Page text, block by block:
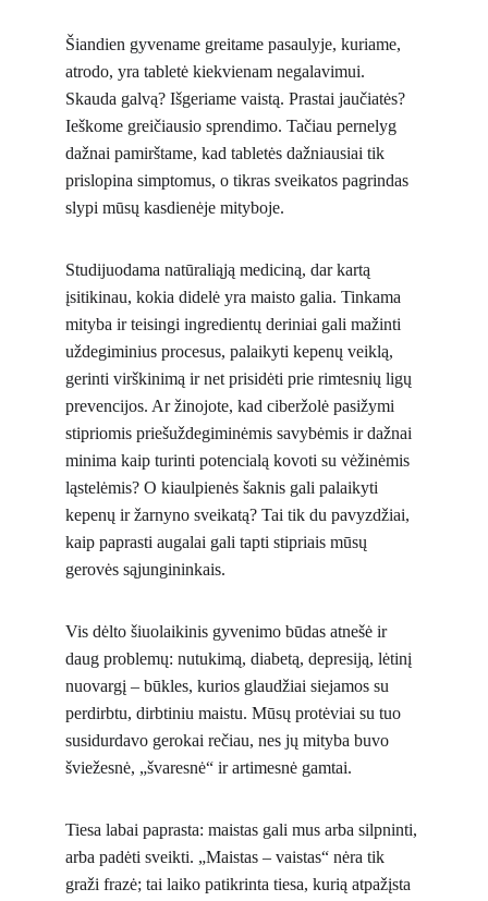
Šiandien gyvename greitame pasaulyje, kuriame,
atrodo, yra tabletė kiekvienam negalavimui.
Skauda galvą? Išgeriame vaistą. Prastai jaučiatės?
Ieškome greičiausio sprendimo. Tačiau pernelyg
dažnai pamirštame, kad tabletės dažniausiai tik
prislopina simptomus, o tikras sveikatos pagrindas
slypi mūsų kasdienėje mityboje.
Studijuodama natūraliąją mediciną, dar kartą
įsitikinau, kokia didelė yra maisto galia. Tinkama
mityba ir teisingi ingredientų deriniai gali mažinti
uždegiminius procesus, palaikyti kepenų veiklą,
gerinti virškinimą ir net prisidėti prie rimtesnių ligų
prevencijos. Ar žinojote, kad ciberžolė pasižymi
stipriomis priešuždegiminėmis savybėmis ir dažnai
minima kaip turinti potencialą kovoti su vėžinėmis
ląstelėmis? O kiaulpienės šaknis gali palaikyti
kepenų ir žarnyno sveikatą? Tai tik du pavyzdžiai,
kaip paprasti augalai gali tapti stipriais mūsų
gerovės sąjungininkais.
Vis dėlto šiuolaikinis gyvenimo būdas atnešė ir
daug problemų: nutukimą, diabetą, depresiją, lėtinį
nuovargį – būkles, kurios glaudžiai siejamos su
perdirbtu, dirbtiniu maistu. Mūsų protėviai su tuo
susidurdavo gerokai rečiau, nes jų mityba buvo
šviežesnė, „švaresnė“ ir artimesnė gamtai.
Tiesa labai paprasta: maistas gali mus arba silpninti,
arba padėti sveikti. „Maistas – vaistas“ nėra tik
graži frazė; tai laiko patikrinta tiesa, kurią atpažįsta